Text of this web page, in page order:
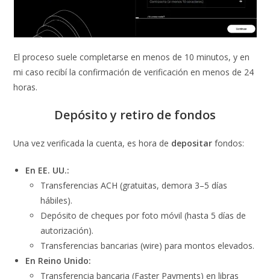
El proceso suele completarse en menos de 10 minutos, y en
mi caso recibí la confirmación de verificación en menos de 24
horas.
Depósito y retiro de fondos
Una vez verificada la cuenta, es hora de depositar fondos:
En EE. UU.:
Transferencias ACH (gratuitas, demora 3–5 días
hábiles).
Depósito de cheques por foto móvil (hasta 5 días de
autorización).
Transferencias bancarias (wire) para montos elevados.
En Reino Unido:
Transferencia bancaria (Faster Payments) en libras